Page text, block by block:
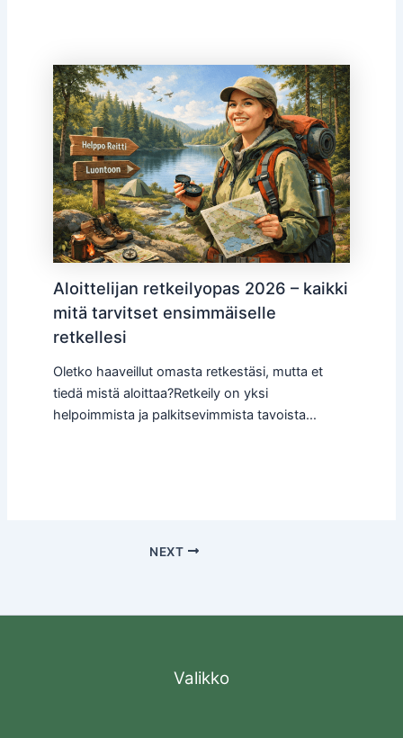
Aloittelijan retkeilyopas 2026 – kaikki
mitä tarvitset ensimmäiselle
retkellesi
Oletko haaveillut omasta retkestäsi, mutta et
tiedä mistä aloittaa?Retkeily on yksi
helpoimmista ja palkitsevimmista tavoista…
NEXT
Valikko